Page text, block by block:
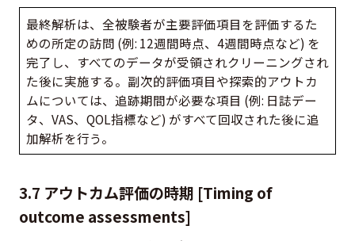
最終解析は、全被験者が主要評価項目を評価するた
めの所定の訪問 (例: 12週間時点、4週間時点など) を
完了し、すべてのデータが受領されクリーニングされ
た後に実施する。副次的評価項目や探索的アウトカ
ムについては、追跡期間が必要な項目 (例: 日誌デー
タ、VAS、QOL指標など) がすべて回収された後に追
加解析を行う。
3.7 アウトカム評価の時期 [Timing of
outcome assessments]